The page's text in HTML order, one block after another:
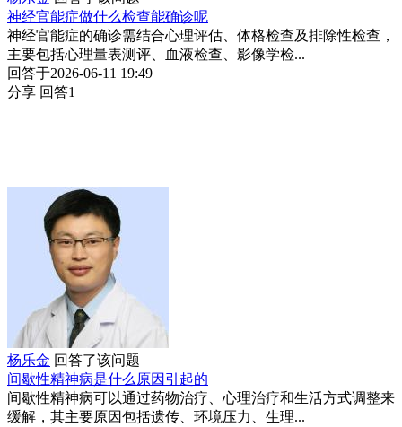
神经官能症做什么检查能确诊呢
神经官能症的确诊需结合心理评估、体格检查及排除性检查，
主要包括心理量表测评、血液检查、影像学检...
回答于2026-06-11 19:49
分享 回答1
杨乐金 回答了该问题
间歇性精神病是什么原因引起的
间歇性精神病可以通过药物治疗、心理治疗和生活方式调整来
缓解，其主要原因包括遗传、环境压力、生理...